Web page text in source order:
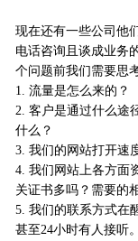
现在还有一些公司他
电话咨询且谈成业务
个问题前我们需要思
1. 流量是怎么来的？
2. 客户是通过什么途
什么？
3. 我们的网站打开速
4. 我们网站上各方面
关证书多吗？需要的
5. 我们的联系方式在
甚至24小时有人接听。